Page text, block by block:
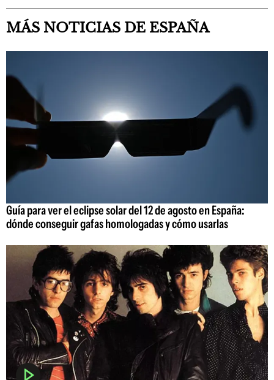
MÁS NOTICIAS DE ESPAÑA
Guía para ver el eclipse solar del 12 de agosto en España:
dónde conseguir gafas homologadas y cómo usarlas